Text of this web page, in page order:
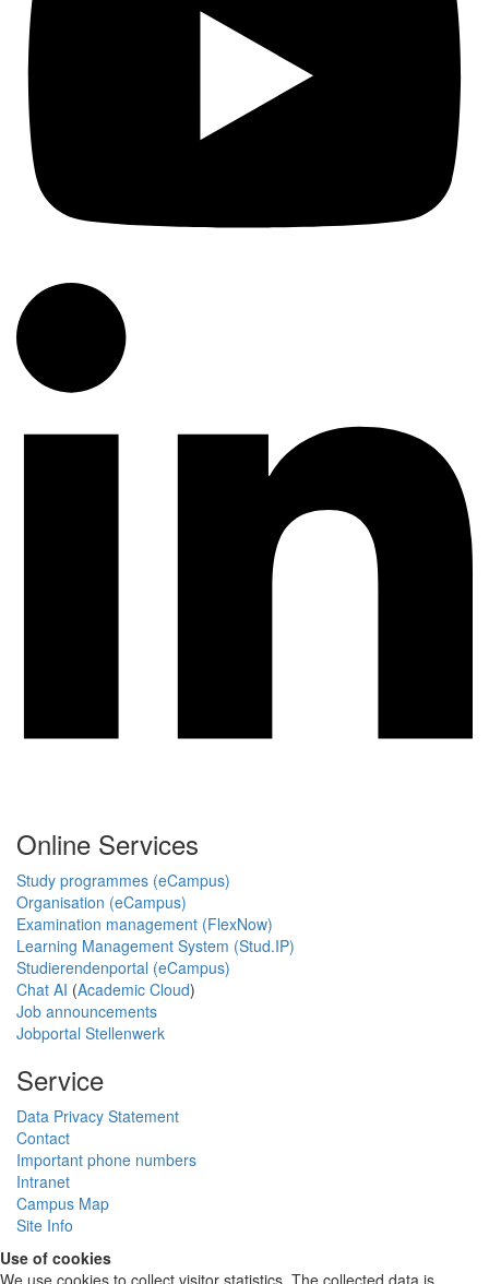
Online Services
Study programmes (eCampus)
Organisation (eCampus)
Examination management (FlexNow)
Learning Management System (Stud.IP)
Studierendenportal (eCampus)
Chat AI (Academic Cloud)
Job announcements
Jobportal Stellenwerk
Service
Data Privacy Statement
Contact
Important phone numbers
Intranet
Campus Map
Site Info
Use of cookies